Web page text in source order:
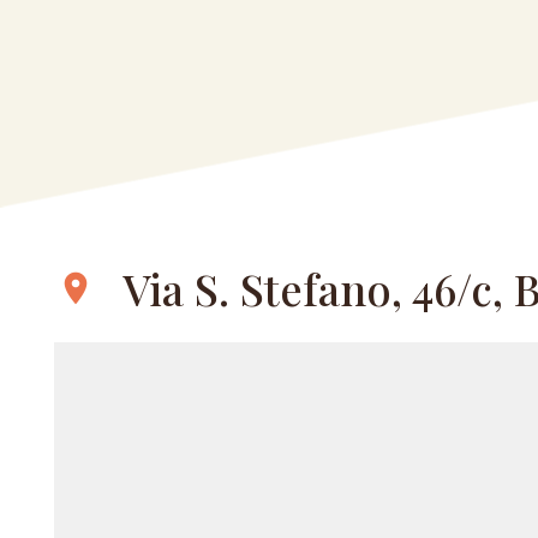
location_on Via S. Stefano, 46/c,